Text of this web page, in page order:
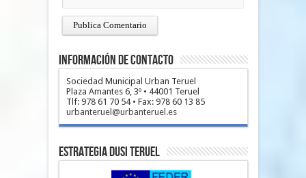
Información de Contacto
Sociedad Municipal Urban Teruel
Plaza Amantes 6, 3º • 44001 Teruel
Tlf: 978 61 70 54 • Fax: 978 60 13 85
urbanteruel@urbanteruel.es
Estrategia DUSI Teruel